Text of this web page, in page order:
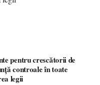
pentru crescătorii de
controale în toate
legii